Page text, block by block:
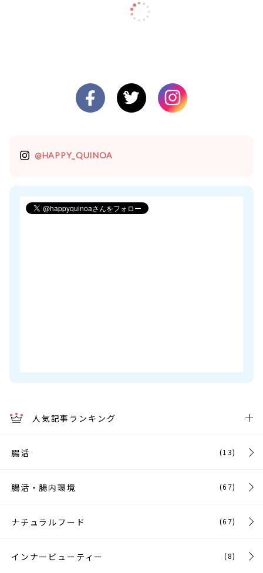
@HAPPY_QUINOA
人気記事ランキング
腸活 (13)
腸活・腸内環境 (67)
ナチュラルフード (67)
インナービューティー (8)